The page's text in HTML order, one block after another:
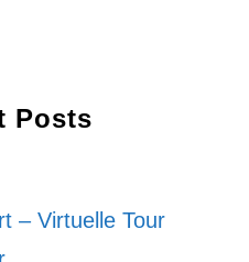
Posts
– Virtuelle Tour